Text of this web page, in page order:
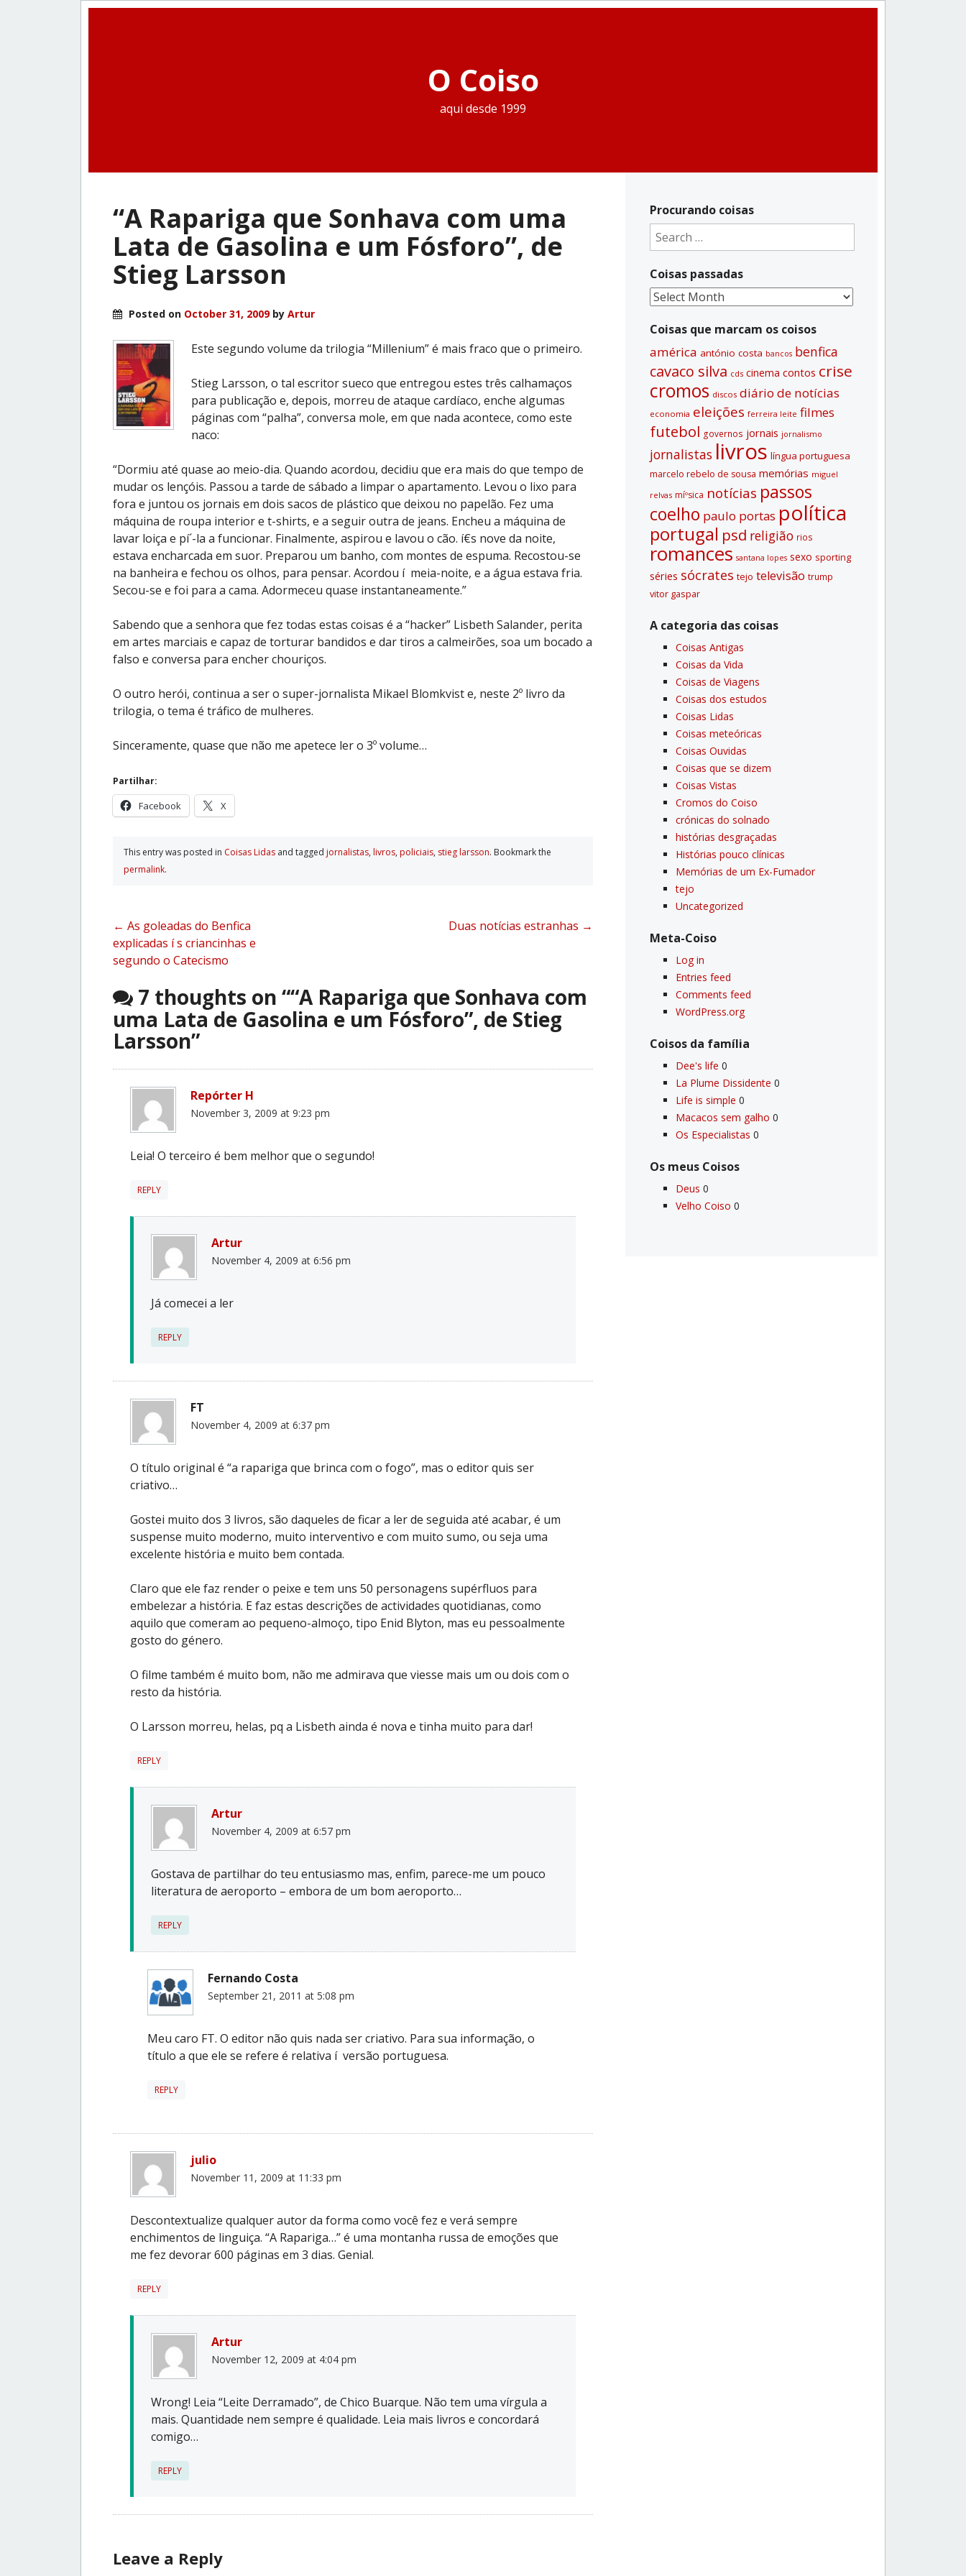
O Coiso
aqui desde 1999
“A Rapariga que Sonhava com uma
Lata de Gasolina e um Fósforo”, de
Stieg Larsson
Posted on October 31, 2009by Artur
Este segundo volume da trilogia “Millenium” é mais fraco que o primeiro.
Stieg Larsson, o tal escritor sueco que entregou estes três calhamaços
para publicação e, depois, morreu de ataque cardíaco, enche algumas
páginas com “palha”, conversa mole, em que nada acontece, como este
naco:
“Dormiu até quase ao meio-dia. Quando acordou, decidiu que era mais do que tempo de
mudar os lençóis. Passou a tarde de sábado a limpar o apartamento. Levou o lixo para
fora e juntou os jornais em dois sacos de plástico que deixou no papelão. Fez uma
máquina de roupa interior e t-shirts, e a seguir outra de jeans. Encheu a máquina de
lavar loiça e pí´-la a funcionar. Finalmente, aspirou e lavou o cão. í€s nove da noite,
estava encharcada em suor. Preparou um banho, com montes de espuma. Recostou-se
na banheira e fechou os olhos, para pensar. Acordou í meia-noite, e a água estava fria.
Secou-se e foi para a cama. Adormeceu quase instantaneamente.”
Sabendo que a senhora que fez todas estas coisas é a “hacker” Lisbeth Salander, perita
em artes marciais e capaz de torturar bandidos e dar tiros a calmeirões, soa um bocado a
falso e conversa para encher chouriços.
O outro herói, continua a ser o super-jornalista Mikael Blomkvist e, neste 2º livro da
trilogia, o tema é tráfico de mulheres.
Sinceramente, quase que não me apetece ler o 3º volume…
Partilhar:
Facebook X
This entry was posted in Coisas Lidas and tagged jornalistas, livros, policiais, stieg larsson. Bookmark the
permalink.
Post
navigation
← As goleadas do Benfica
explicadas í s criancinhas e
segundo o Catecismo
Duas notícias estranhas →
7 thoughts on ““A Rapariga que Sonhava com
uma Lata de Gasolina e um Fósforo”, de Stieg
Larsson”
Repórter H
November 3, 2009 at 9:23 pm
Leia! O terceiro é bem melhor que o segundo!
REPLY
Artur
November 4, 2009 at 6:56 pm
Já comecei a ler
REPLY
FT
November 4, 2009 at 6:37 pm
O título original é “a rapariga que brinca com o fogo”, mas o editor quis ser
criativo…
Gostei muito dos 3 livros, são daqueles de ficar a ler de seguida até acabar, é um
suspense muito moderno, muito interventivo e com muito sumo, ou seja uma
excelente história e muito bem contada.
Claro que ele faz render o peixe e tem uns 50 personagens supérfluos para
embelezar a história. E faz estas descrições de actividades quotidianas, como
aquilo que comeram ao pequeno-almoço, tipo Enid Blyton, mas eu pessoalmente
gosto do género.
O filme também é muito bom, não me admirava que viesse mais um ou dois com o
resto da história.
O Larsson morreu, helas, pq a Lisbeth ainda é nova e tinha muito para dar!
REPLY
Artur
November 4, 2009 at 6:57 pm
Gostava de partilhar do teu entusiasmo mas, enfim, parece-me um pouco
literatura de aeroporto – embora de um bom aeroporto…
REPLY
Fernando Costa
September 21, 2011 at 5:08 pm
Meu caro FT. O editor não quis nada ser criativo. Para sua informação, o
título a que ele se refere é relativa í versão portuguesa.
REPLY
julio
November 11, 2009 at 11:33 pm
Descontextualize qualquer autor da forma como você fez e verá sempre
enchimentos de linguiça. “A Rapariga…” é uma montanha russa de emoções que
me fez devorar 600 páginas em 3 dias. Genial.
REPLY
Artur
November 12, 2009 at 4:04 pm
Wrong! Leia “Leite Derramado”, de Chico Buarque. Não tem uma vírgula a
mais. Quantidade nem sempre é qualidade. Leia mais livros e concordará
comigo…
REPLY
Leave a Reply
Procurando coisas
Search
for:
Coisas passadas
Coisas
Coisas que marcam os coisos
américa antónio costa bancos benfica
cavaco silva cds cinema contos crise
cromos discos diário de notí­cias
economia eleições ferreira leite filmes
futebol governos jornais jornalismo
jornalistas livros lí­ngua portuguesa
marcelo rebelo de sousa memórias miguel
relvas míºsica notí­cias passos
coelho paulo portas polí­tica
portugal psd religião rios
romances santana lopes sexo sporting
séries sócrates tejo televisão trump
vitor gaspar
A categoria das coisas
Coisas Antigas
Coisas da Vida
Coisas de Viagens
Coisas dos estudos
Coisas Lidas
Coisas meteóricas
Coisas Ouvidas
Coisas que se dizem
Coisas Vistas
Cromos do Coiso
crónicas do solnado
histórias desgraçadas
Histórias pouco clí­nicas
Memórias de um Ex-Fumador
tejo
Uncategorized
Meta-Coiso
Log in
Entries feed
Comments feed
WordPress.org
Coisos da famí­lia
Dee's life 0
La Plume Dissidente 0
Life is simple 0
Macacos sem galho 0
Os Especialistas 0
Os meus Coisos
Deus 0
Velho Coiso 0